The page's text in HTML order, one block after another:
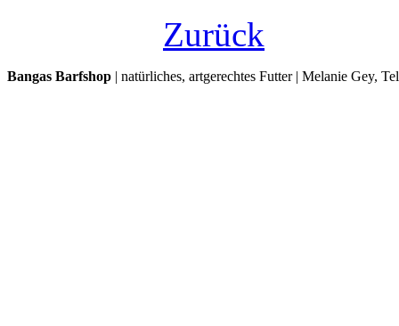
Zurück
Bangas Barfshop | natürliches, artgerechtes Futter | Melanie Gey,